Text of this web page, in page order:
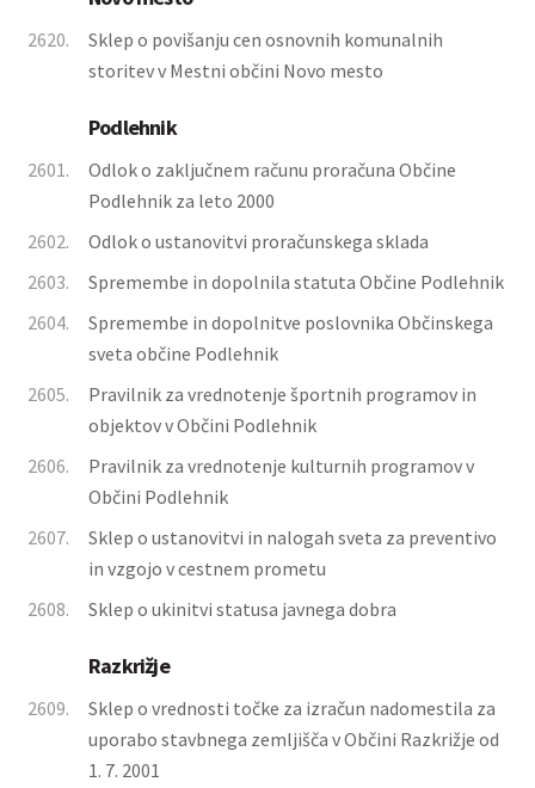
2620.
Sklep o povišanju cen osnovnih komunalnih
storitev v Mestni občini Novo mesto
Podlehnik
2601.
Odlok o zaključnem računu proračuna Občine
Podlehnik za leto 2000
2602.
Odlok o ustanovitvi proračunskega sklada
2603.
Spremembe in dopolnila statuta Občine Podlehnik
2604.
Spremembe in dopolnitve poslovnika Občinskega
sveta občine Podlehnik
2605.
Pravilnik za vrednotenje športnih programov in
objektov v Občini Podlehnik
2606.
Pravilnik za vrednotenje kulturnih programov v
Občini Podlehnik
2607.
Sklep o ustanovitvi in nalogah sveta za preventivo
in vzgojo v cestnem prometu
2608.
Sklep o ukinitvi statusa javnega dobra
Razkrižje
2609.
Sklep o vrednosti točke za izračun nadomestila za
uporabo stavbnega zemljišča v Občini Razkrižje od
1. 7. 2001